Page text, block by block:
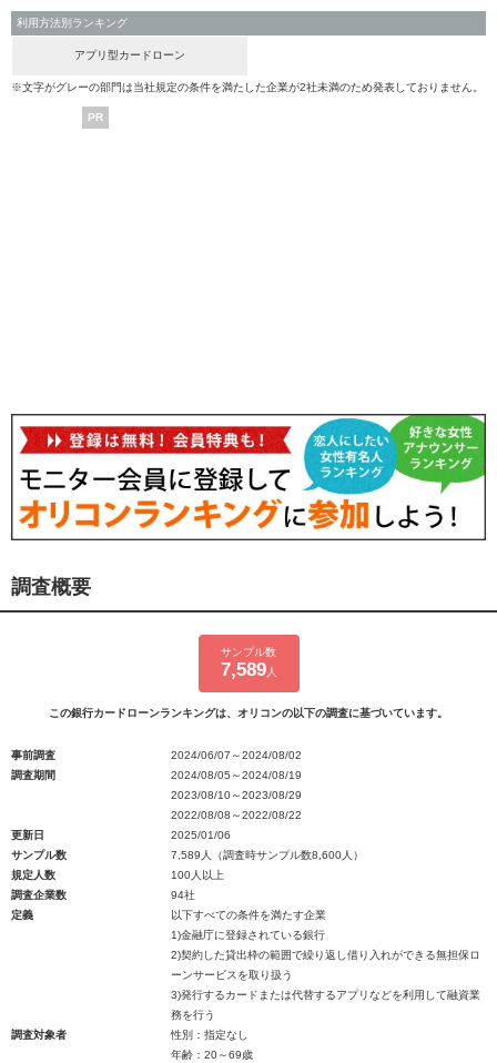
利用方法別ランキング
アプリ型カードローン
※文字がグレーの部門は当社規定の条件を満たした企業が2社未満のため発表しておりません。
PR
調査概要
サンプル数
7,589人
この銀行カードローンランキングは、オリコンの以下の調査に基づいています。
事前調査
2024/06/07～2024/08/02
調査期間
2024/08/05～2024/08/19
2023/08/10～2023/08/29
2022/08/08～2022/08/22
更新日
2025/01/06
サンプル数
7,589人（調査時サンプル数8,600人）
規定人数
100人以上
調査企業数
94社
定義
以下すべての条件を満たす企業
1)金融庁に登録されている銀行
2)契約した貸出枠の範囲で繰り返し借り入れができる無担保ロ
ーンサービスを取り扱う
3)発行するカードまたは代替するアプリなどを利用して融資業
務を行う
調査対象者
性別：指定なし
年齢：20～69歳